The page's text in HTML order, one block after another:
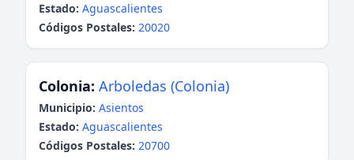
Estado: Aguascalientes
Códigos Postales: 20020
Colonia: Arboledas (Colonia)
Municipio: Asientos
Estado: Aguascalientes
Códigos Postales: 20700